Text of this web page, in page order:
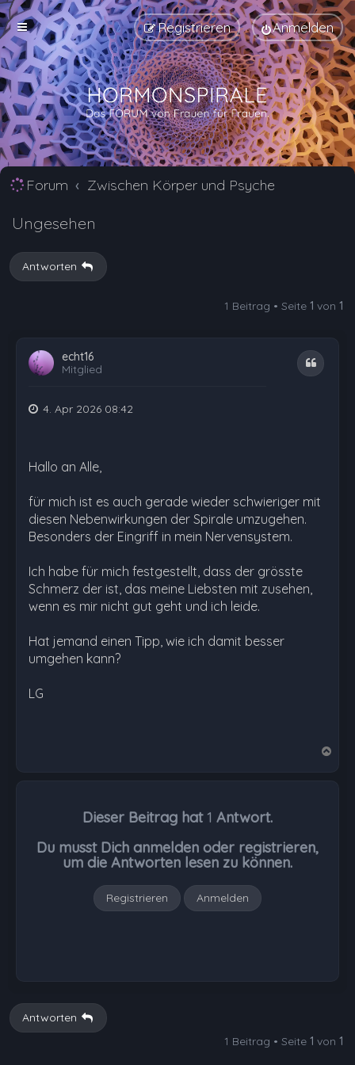
Anmelden
Registrieren
Forum Zwischen Körper und Psyche
Ungesehen
Antworten
1 Beitrag • Seite 1 von 1
echt16
Mitglied
Zitat
4. Apr 2026 08:42
Hallo an Alle,
für mich ist es auch gerade wieder schwieriger mit
diesen Nebenwirkungen der Spirale umzugehen.
Besonders der Eingriff in mein Nervensystem.
Ich habe für mich festgestellt, dass der grösste
Schmerz der ist, das meine Liebsten mit zusehen,
wenn es mir nicht gut geht und ich leide.
Hat jemand einen Tipp, wie ich damit besser
umgehen kann?
LG
Dieser Beitrag hat 1 Antwort.
Du musst Dich anmelden oder registrieren,
um die Antworten lesen zu können.
Registrieren Anmelden
Antworten
1 Beitrag • Seite 1 von 1